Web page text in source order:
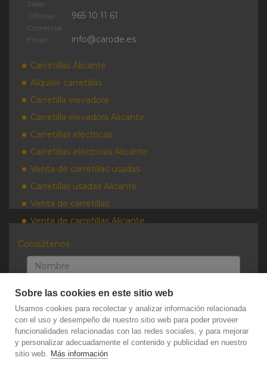
Taller
Oficinas
Comercial
Email:
965 10 11 61
info@carode.es
Carretillas Alicante
Alquiler carretillas
Carretilla elevadora
Carretilla elevadora Alicante
Carretillas eléctricas
Carretillas eléctricas Alicante
Venta de carretillas usadas
Carretillas usadas Alicante
Venta de carretillas
Venta de carretillas Alicante
Consúltenos
Sobre las cookies en este sitio web
Usamos cookies para recolectar y analizar información relacionada
con el uso y desempeño de nuestro sitio web para poder proveer
funcionalidades relacionadas con las redes sociales, y para mejorar
y personalizar adecuadamente el contenido y publicidad en nuestro
sitio web. Más información